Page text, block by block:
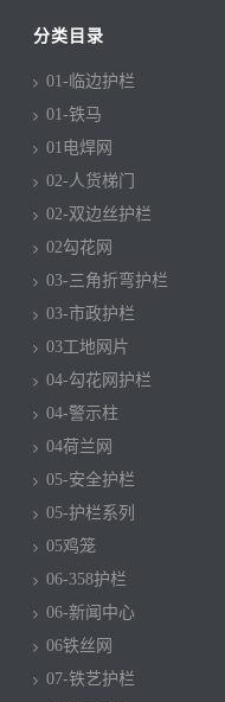
分类目录
01-临边护栏
01-铁马
01电焊网
02-人货梯门
02-双边丝护栏
02勾花网
03-三角折弯护栏
03-市政护栏
03工地网片
04-勾花网护栏
04-警示柱
04荷兰网
05-安全护栏
05-护栏系列
05鸡笼
06-358护栏
06-新闻中心
06铁丝网
07-铁艺护栏